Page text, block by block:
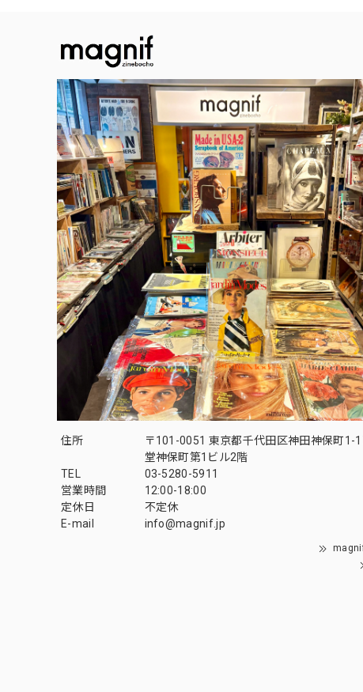
住所
〒101-0051 東京都千代田区神田神保町1-
堂神保町第1ビル2階
TEL
03-5280-5911
営業時間
12:00-18:00
定休日
不定休
E-mail
info@magnif.jp